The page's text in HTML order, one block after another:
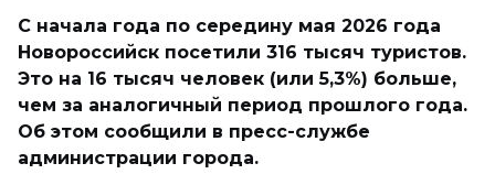
С начала года по середину мая 2026 года
Новороссийск посетили 316 тысяч туристов.
Это на 16 тысяч человек (или 5,3%) больше,
чем за аналогичный период прошлого года.
Об этом сообщили в пресс-службе
администрации города.